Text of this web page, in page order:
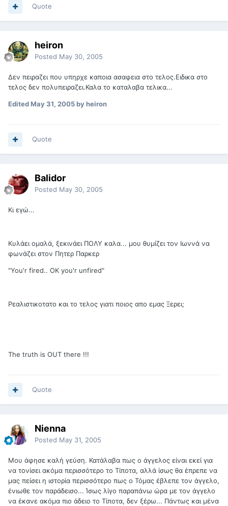
Quote
heiron
Posted May 30, 2005
Δεν πειραζει που υπηρχε καποια ασαφεια στο τελος.Ειδικα στο
τελος δεν πολυπειραζει.Καλα το καταλαβα τελικα...
EditedMay 31, 2005by heiron
Quote
Balidor
Posted May 30, 2005
Κι εγώ...
Κυλάει ομαλά, ξεκινάει ΠΟΛΥ καλα... μου θυμίζει τον Ιωννά να
φωνάζει στον Πητερ Παρκερ
"You'r fired.. OK you'r unfired"
Ρεαλιστικοτατο και το τελος γιατι ποιος απο εμας Ξερει;
The truth is OUT there !!!
Quote
Nienna
Posted May 31, 2005
Μου άφησε καλή γεύση. Κατάλαβα πως ο άγγελος είναι εκεί για
να τονίσει ακόμα περισσότερο το Τίποτα, αλλά ίσως θα έπρεπε να
μας πείσει η ιστορία περισσότερο πως ο Τόμας έβλεπε τον άγγελο,
ένιωθε τον παράδεισο... Ίσως λίγο παραπάνω ώρα με τον άγγελο
να έκανε ακόμα πιο άδειο το Τίποτα, δεν ξέρω... Πάντως και μένα